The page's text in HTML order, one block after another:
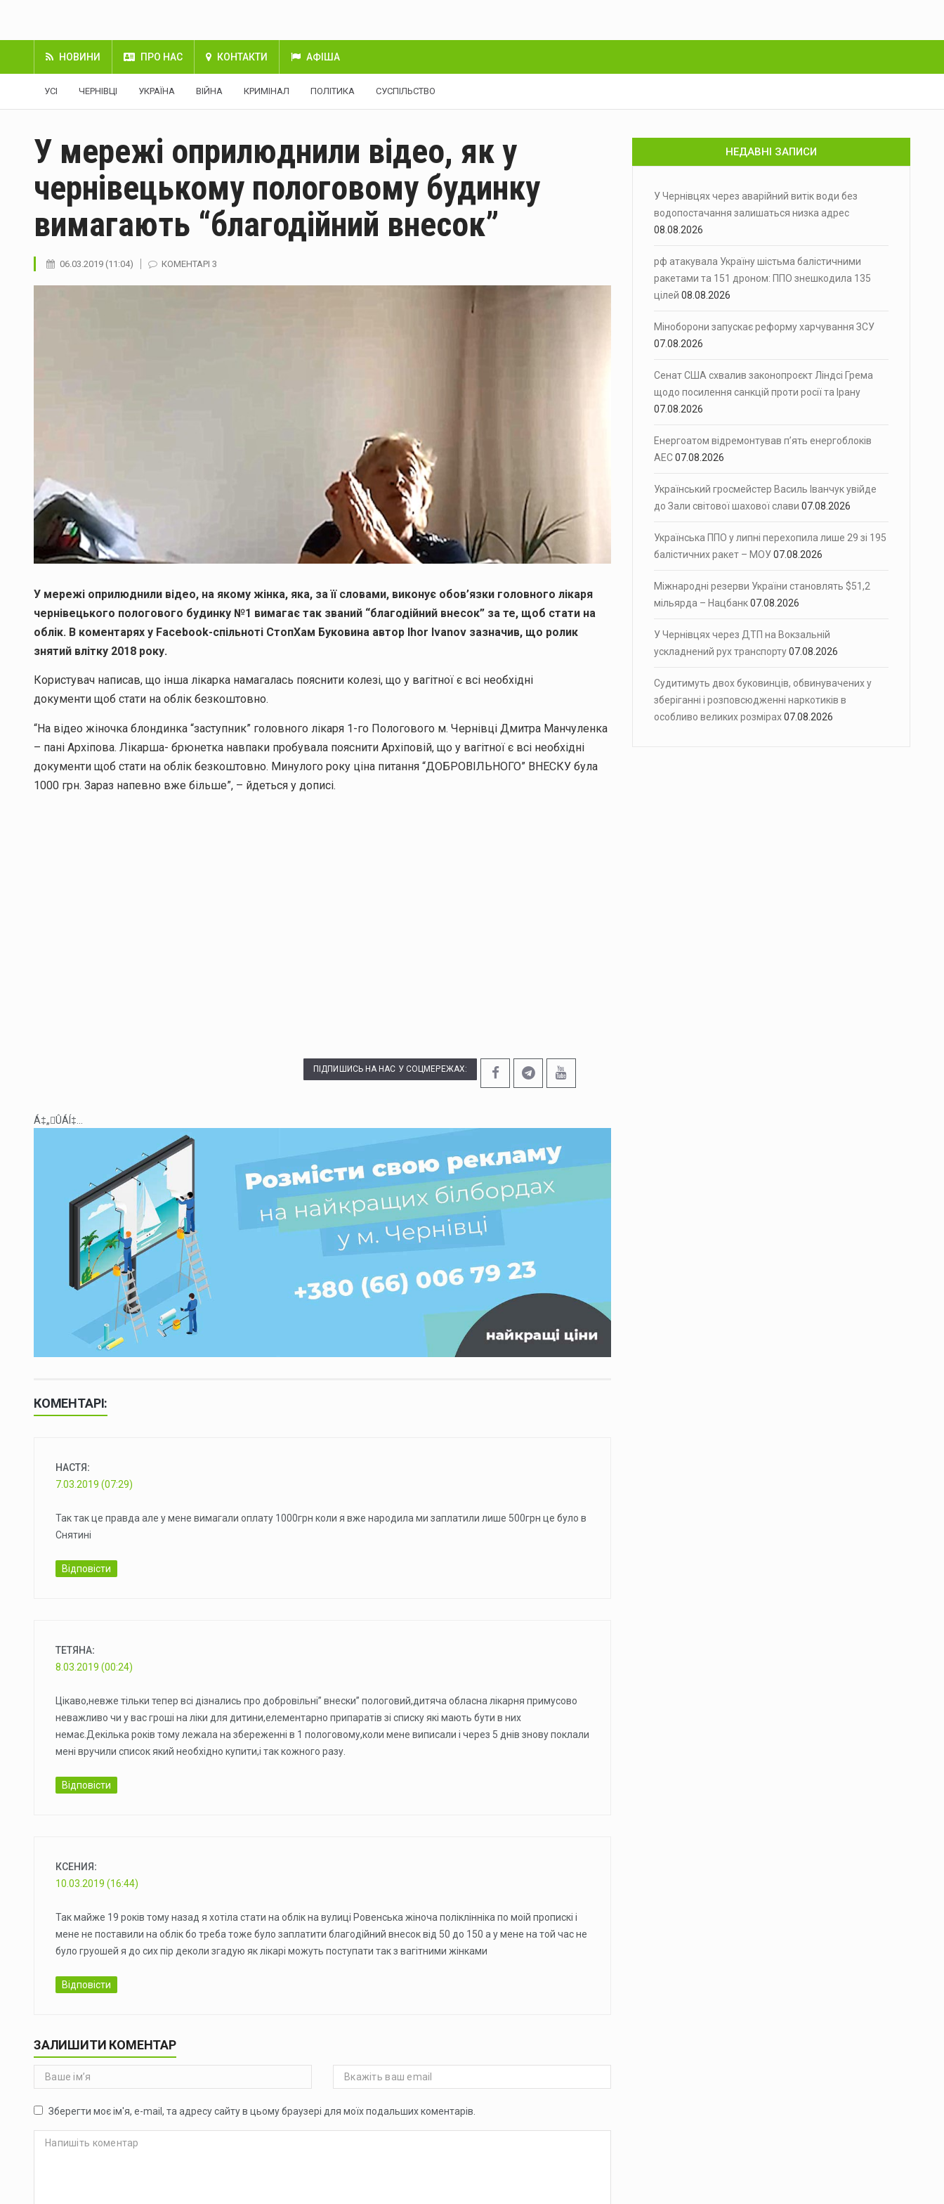
НОВИНИ ПРО НАС КОНТАКТИ АФІША
УСІ ЧЕРНІВЦІ УКРАЇНА ВІЙНА КРИМІНАЛ ПОЛІТИКА СУСПІЛЬСТВО
У мережі оприлюднили відео, як у
чернівецькому пологовому будинку
вимагають “благодійний внесок”
06.03.2019 (11:04) КОМЕНТАРІ 3
У мережі оприлюднили відео, на якому жінка, яка, за її словами, виконує обов’язки головного лікаря
чернівецького пологового будинку №1 вимагає так званий “благодійний внесок” за те, щоб стати на
облік. В коментарях у Facebook-спільноті СтопХам Буковина автор Ihor Ivanov зазначив, що ролик
знятий влітку 2018 року.
Користувач написав, що інша лікарка намагалась пояснити колезі, що у вагітної є всі необхідні
документи щоб стати на облік безкоштовно.
“На відео жіночка блондинка “заступник” головного лікаря 1-го Пологового м. Чернівці Дмитра Манчуленка
– пані Архіпова. Лікарша- брюнетка навпаки пробувала пояснити Архіповій, що у вагітної є всі необхідні
документи щоб стати на облік безкоштовно. Минулого року ціна питання “ДОБРОВІЛЬНОГО” ВНЕСКУ була
1000 грн. Зараз напевно вже більше”, – йдеться у дописі.
ПІДПИШИСЬ НА НАС У СОЦМЕРЕЖАХ:
Á‡„ÛÁÍ‡...
КОМЕНТАРІ:
НАСТЯ:
7.03.2019 (07:29)
Так так це правда але у мене вимагали оплату 1000грн коли я вже народила ми заплатили лише 500грн це було в
Снятині
Відповісти
ТЕТЯНА:
8.03.2019 (00:24)
Цікаво,невже тільки тепер всі дізнались про добровільні” внески” пологовий,дитяча обласна лікарня примусово
неважливо чи у вас гроші на ліки для дитини,елементарно припаратів зі списку які мають бути в них
немає.Декілька років тому лежала на збереженні в 1 пологовому,коли мене виписали і через 5 днів знову поклали
мені вручили список який необхідно купити,і так кожного разу.
Відповісти
КСЕНИЯ:
10.03.2019 (16:44)
Так майже 19 рокiв тому назад я хотiла стати на облiк на вулицi Ровенська жiноча полiклiннiка по моiй пропискi i
мене не поставили на облiк бо треба тоже було заплатити благодiйний внесок вiд 50 до 150 а у мене на той час не
було груошей я до сих пiр деколи згадую як лiкарi можуть поступати так з вагiтними жiнками
Відповісти
ЗАЛИШИТИ КОМЕНТАР
Зберегти моє ім'я, e-mail, та адресу сайту в цьому браузері для моїх подальших коментарів.
НЕДАВНІ ЗАПИСИ
У Чернівцях через аварійний витік води без
водопостачання залишаться низка адрес
08.08.2026
рф атакувала Україну шістьма балістичними
ракетами та 151 дроном: ППО знешкодила 135
цілей 08.08.2026
Міноборони запускає реформу харчування ЗСУ
07.08.2026
Сенат США схвалив законопроєкт Ліндсі Грема
щодо посилення санкцій проти росії та Ірану
07.08.2026
Енергоатом відремонтував п’ять енергоблоків
АЕС07.08.2026
Український гросмейстер Василь Іванчук увійде
до Зали світової шахової слави 07.08.2026
Українська ППО у липні перехопила лише 29 зі 195
балістичних ракет – МОУ07.08.2026
Міжнародні резерви України становлять $51,2
мільярда – Нацбанк07.08.2026
У Чернівцях через ДТП на Вокзальній
ускладнений рух транспорту07.08.2026
Судитимуть двох буковинців, обвинувачених у
зберіганні і розповсюдженні наркотиків в
особливо великих розмірах07.08.2026